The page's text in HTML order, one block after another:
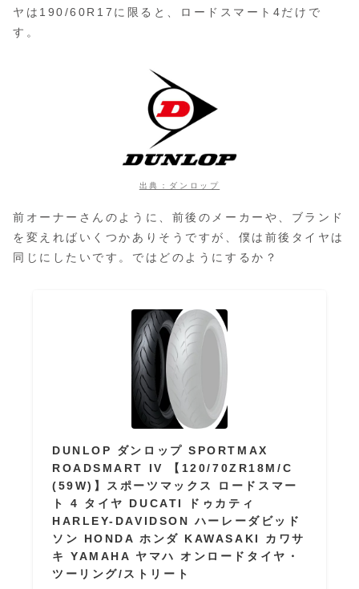
ヤは190/60R17に限ると、ロードスマート4だけで
す。
出典：ダンロップ
前オーナーさんのように、前後のメーカーや、ブランド
を変えればいくつかありそうですが、僕は前後タイヤは
同じにしたいです。ではどのようにするか？
DUNLOP ダンロップ SPORTMAX
ROADSMART IV 【120/70ZR18M/C
(59W)】スポーツマックス ロードスマー
ト 4 タイヤ DUCATI ドゥカティ
HARLEY-DAVIDSON ハーレーダビッド
ソン HONDA ホンダ KAWASAKI カワサ
キ YAMAHA ヤマハ オンロードタイヤ・
ツーリング/ストリート